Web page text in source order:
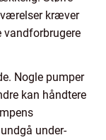
kræver
vandforbrugere
Nogle pumper
kan håndtere
under-